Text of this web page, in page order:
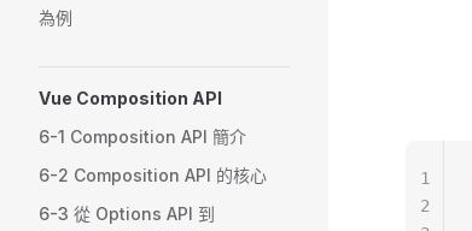
為例
Vue Composition API
6-1 Composition API 簡介
6-2 Composition API 的核心
6-3 從 Options API 到
1
2